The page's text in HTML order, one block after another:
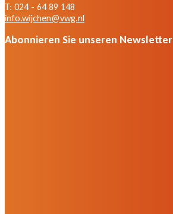
T: 024 - 64 89 148
info.wijchen@vwg.nl
Abonnieren Sie unseren Newsletter